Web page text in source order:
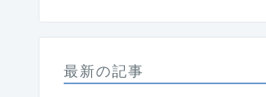
最新の記事